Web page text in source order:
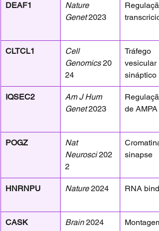
DEAF1
Nature
Genet 2023
CLTCL1
Cell
Genomics 20
24
Tráfego
vesicular
sináptico
IQSEC2
Am J Hum
Genet 2023
de AMPA
POGZ
Nat
Neurosci 202
2
sinapse
HNRNPU Nature 2024 RNA
CASK Brain 2024
Montagem